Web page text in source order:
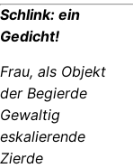
Schlink: ein
Gedicht!
Frau, als Objekt
der Begierde
Gewaltig
eskalierende
Zierde